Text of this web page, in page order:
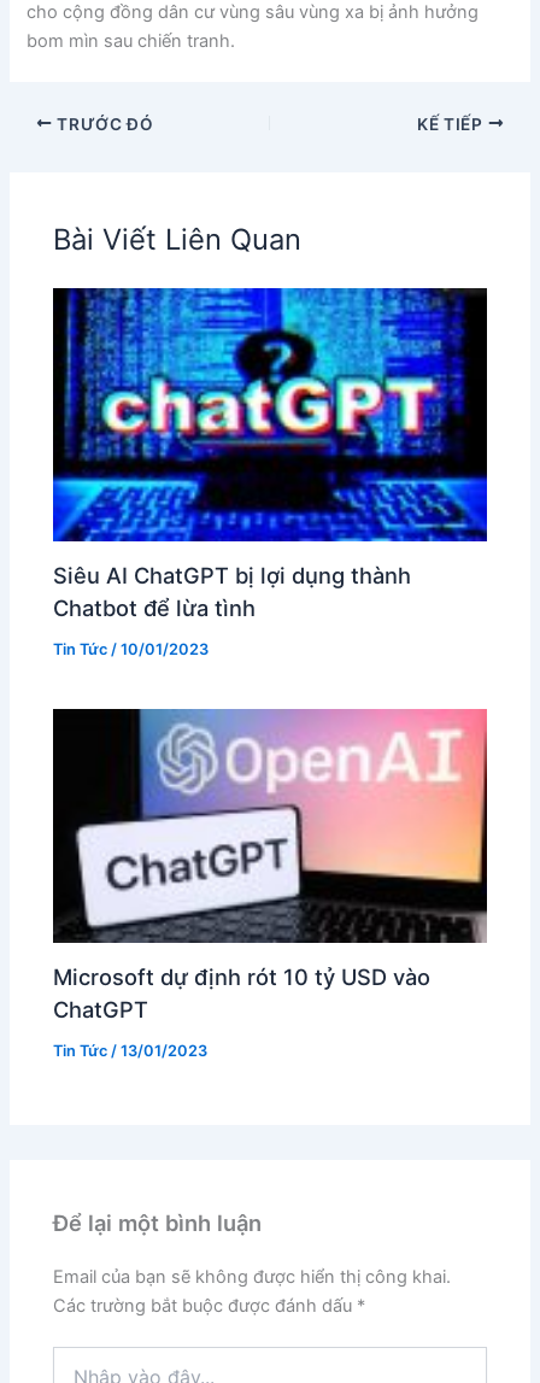
cho cộng đồng dân cư vùng sâu vùng xa bị ảnh hưởng
bom mìn sau chiến tranh.
TRƯỚC ĐÓ KẾ TIẾP
Bài Viết Liên Quan
Siêu AI ChatGPT bị lợi dụng thành
Chatbot để lừa tình
Tin Tức /10/01/2023
Microsoft dự định rót 10 tỷ USD vào
ChatGPT
Tin Tức /13/01/2023
Để lại một bình luận
Email của bạn sẽ không được hiển thị công khai.
Các trường bắt buộc được đánh dấu *